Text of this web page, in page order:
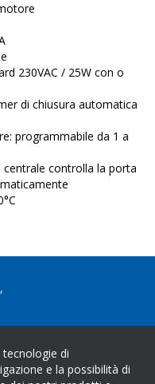
230VAC / 25W con o
di chiusura automatica
programmabile da 1 a
controlla la porta
di
e la possibilità di